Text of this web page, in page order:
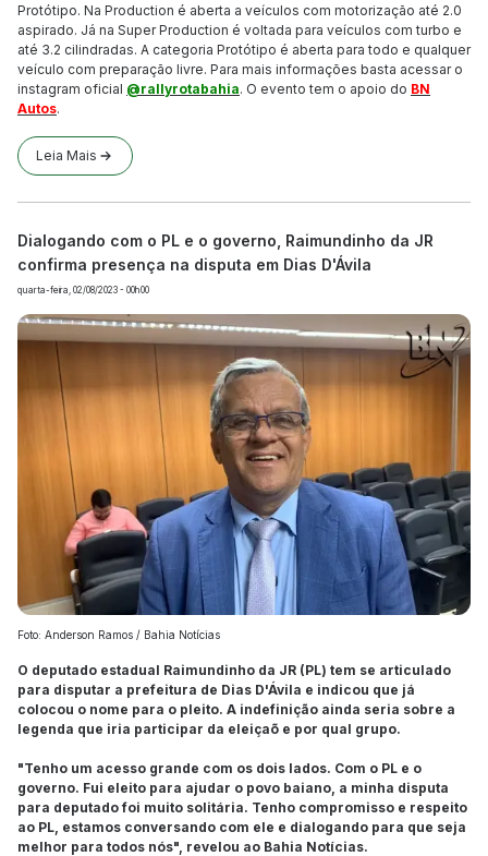
Protótipo. Na Production é aberta a veículos com motorização até 2.0
aspirado. Já na Super Production é voltada para veículos com turbo e
até 3.2 cilindradas. A categoria Protótipo é aberta para todo e qualquer
veículo com preparação livre. Para mais informações basta acessar o
instagram oficial @rallyrotabahia. O evento tem o apoio do BN
Autos.
Leia Mais
Dialogando com o PL e o governo, Raimundinho da JR
confirma presença na disputa em Dias D'Ávila
quarta-feira, 02/08/2023 - 00h00
Foto: Anderson Ramos / Bahia Notícias
O deputado estadual Raimundinho da JR (PL) tem se articulado
para disputar a prefeitura de Dias D'Ávila e indicou que já
colocou o nome para o pleito. A indefinição ainda seria sobre a
legenda que iria participar da eleiçaõ e por qual grupo.
"Tenho um acesso grande com os dois lados. Com o PL e o
governo. Fui eleito para ajudar o povo baiano, a minha disputa
para deputado foi muito solitária. Tenho compromisso e respeito
ao PL, estamos conversando com ele e dialogando para que seja
melhor para todos nós", revelou ao Bahia Notícias.